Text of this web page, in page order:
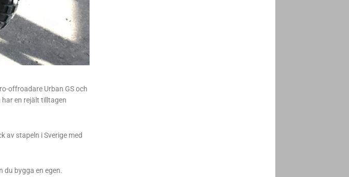
offroadare Urban GS och
en rejält tilltagen
av stapeln i Sverige med
du bygga en egen.